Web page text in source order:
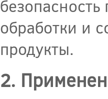
обработки и
продукты.
2.